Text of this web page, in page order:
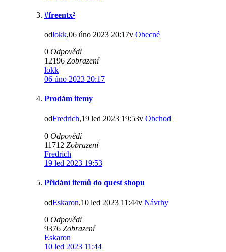
#freentx²
odlokk,06 úno 2023 20:17v Obecné
0 Odpovědi
12196 Zobrazení
lokk
06 úno 2023 20:17
Prodám itemy
odFredrich,19 led 2023 19:53v Obchod
0 Odpovědi
11712 Zobrazení
Fredrich
19 led 2023 19:53
Přidání itemů do quest shopu
odEskaron,10 led 2023 11:44v Návrhy
0 Odpovědi
9376 Zobrazení
Eskaron
10 led 2023 11:44